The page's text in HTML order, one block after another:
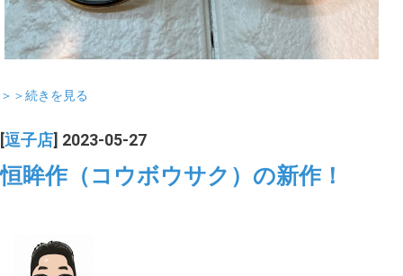
＞＞続きを見る
[逗子店] 2023-05-27
恒眸作（コウボウサク）の新作！